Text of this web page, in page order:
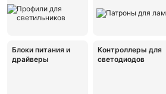
Блоки питания и
драйверы
Контроллеры для
светодиодов